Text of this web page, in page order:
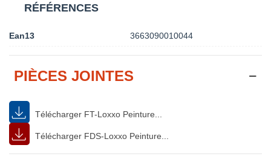
RÉFÉRENCES
Ean13 3663090010044
PIÈCES JOINTES
Télécharger FT-Loxxo Peinture...
Télécharger FDS-Loxxo Peinture...